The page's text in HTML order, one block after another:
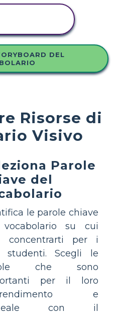
DEL
Risorse di
Visivo
Parole
del
le parole chiave
su cui
concentrarti per i
studenti. Scegli le
che sono
per il loro
e
con il